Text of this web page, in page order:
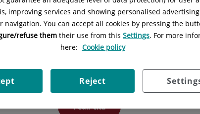
LuísSoto Rabadan
GINECOLOGÍA Y OBSTETRICIA
Pedir cita
improving services and showing personalised
navigation. You can accept all cookies by pressing the
refuse them their use from this Settings. For more
here: Cookie policy
Reject